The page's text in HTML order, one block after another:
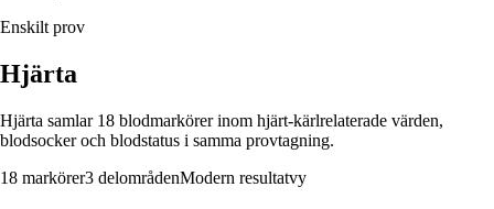
Enskilt prov
Hjärta
Hjärta samlar 18 blodmarkörer inom hjärt-kärlrelaterade värden,
blodsocker och blodstatus i samma provtagning.
18 markörer3 delområdenModern resultatvy